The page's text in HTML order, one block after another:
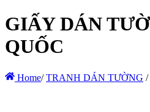
GIẤY DÁN
QUỐC
Home/ TRANH DÁN TƯỜNG /